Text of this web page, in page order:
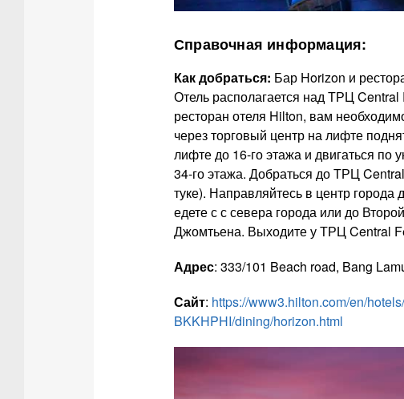
Справочная информация:
Как добраться: Бар Horizon и
Отель располагается над ТРЦ
ресторан отеля Hilton, вам
через торговый центр на лифте
лифте до 16-го этажа и двигаться по
34-го этажа. Добраться до ТРЦ
туке). Направляйтесь в центр
едете с с севера города или до
Джомтьена. Выходите у ТРЦ Central
Адрес: 333/101 Beach road, Bang
Сайт: https://www3.hilton.com/en/
BKKHPHI/dining/horizon.html